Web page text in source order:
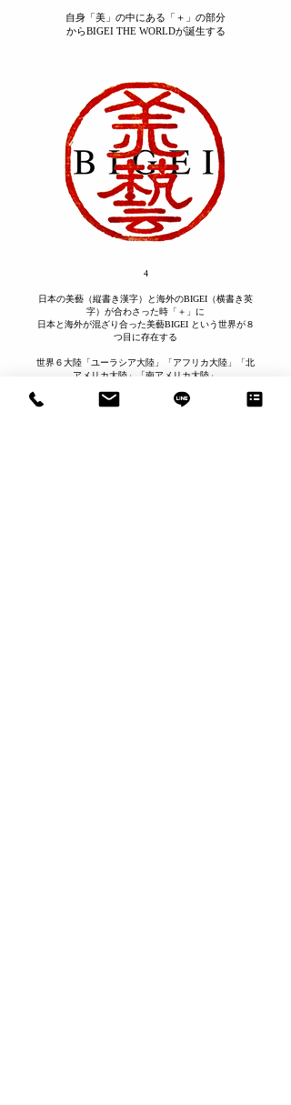
自身「美」の中にある「＋」の部分
からBIGEI THE WORLDが誕生する
4
​日本の美藝（縦書き漢字）と海外のBIGEI（横書き英
字）が合わさった時「＋」に
日本と海外が混ざり合った美藝BIGEI という世界が８
つ目に存在する
世界６大陸「ユーラシア大陸」「アフリカ大陸」「北
アメリカ大陸」「南アメリカ大陸」
さらにユーラシア大陸を「アジア大陸」と「ヨーロッ